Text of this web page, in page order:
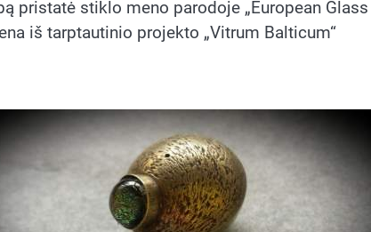
pristatė stiklo meno parodoje „European Glass
iš tarptautinio projekto „Vitrum Balticum“